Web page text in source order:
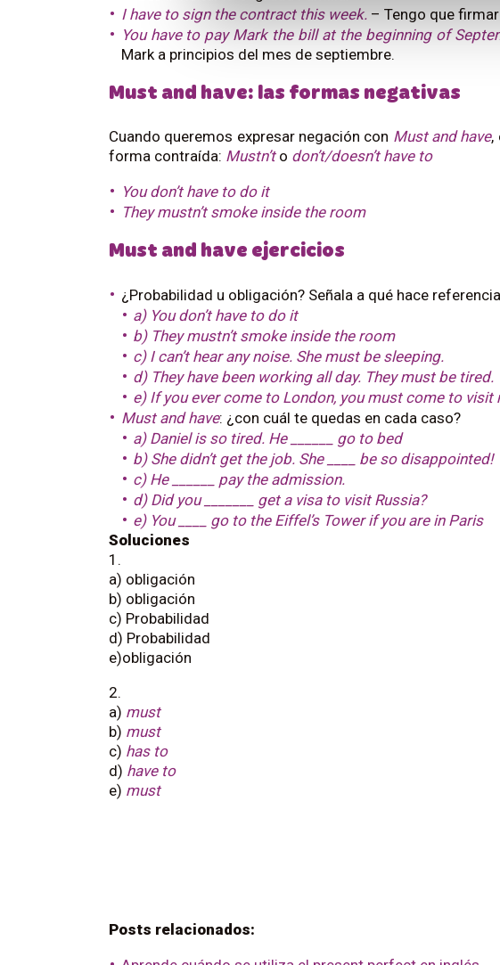
I have to sign the contract this week.– Tengo que
You have to pay Mark the bill at the beginning of
Mark a principios del mes de septiembre.
Must and have: las formas negativas
Cuando queremos expresar negación con Must and have,
forma contraída: Mustn’to don’t/doesn’t have to
You don’t have to do it
They mustn’t smoke inside the room
Must and have ejercicios
¿Probabilidad u obligación? Señala a qué hace
a) You don’t have to do it
b) They mustn’t smoke inside the room
c) I can’t hear any noise. She must be sleeping.
d) They have been working all day. They must be tired.
e) If you ever come to London, you must come to visit
Must and have: ¿con cuál te quedas en cada caso?
a) Daniel is so tired. He ______ go to bed
b) She didn’t get the job. She ____ be so disappointed!
c) He ______ pay the admission.
d) Did you _______ get a visa to visit Russia?
e) You ____ go to the Eiffel’s Tower if you are in Paris
Soluciones
1.
a) obligación
b) obligación
c) Probabilidad
d) Probabilidad
e)obligación
2.
a) must
b) must
c) has to
d) have to
e) must
Posts relacionados: